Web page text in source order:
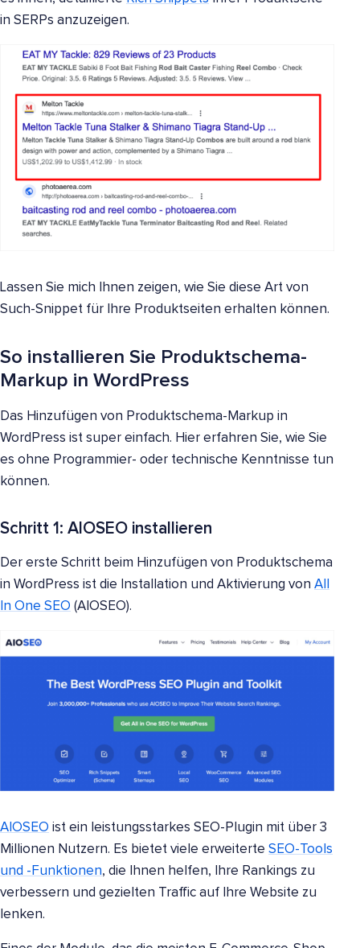
in SERPs anzuzeigen.
Lassen Sie mich Ihnen zeigen, wie Sie diese Art von
Such-Snippet für Ihre Produktseiten erhalten können.
So installieren Sie Produktschema-
Markup in WordPress
Das Hinzufügen von Produktschema-Markup in
WordPress ist super einfach. Hier erfahren Sie, wie Sie
es ohne Programmier- oder technische Kenntnisse tun
können.
Schritt 1: AIOSEO installieren
Der erste Schritt beim Hinzufügen von Produktschema
in WordPress ist die Installation und Aktivierung von All
In One SEO (AIOSEO).
AIOSEO ist ein leistungsstarkes SEO-Plugin mit über 3
Millionen Nutzern. Es bietet viele erweiterte SEO-Tools
und -Funktionen, die Ihnen helfen, Ihre Rankings zu
verbessern und gezielten Traffic auf Ihre Website zu
lenken.